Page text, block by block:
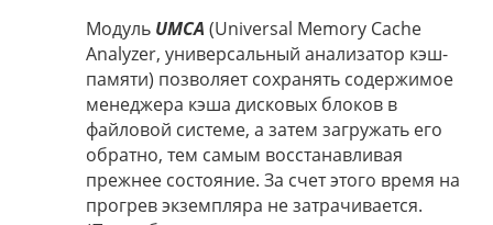
Модуль UMCA (Universal Memory Cache
Analyzer, универсальный анализатор кэш-
памяти) позволяет сохранять содержимое
менеджера кэша дисковых блоков в
файловой системе, а затем загружать его
обратно, тем самым восстанавливая
прежнее состояние. За счет этого время на
прогрев экземпляра не затрачивается.